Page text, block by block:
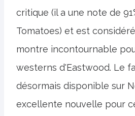
critique (il a une note de
Tomatoes) et est
montre incontournable
westerns d'Eastwood. Le
désormais disponible sur
excellente nouvelle pour